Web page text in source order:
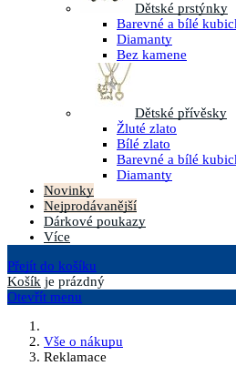
Dětské prstýnky
Barevné a bílé
Diamanty
Bez kamene
Dětské přívěsky
Žluté zlato
Bílé zlato
Barevné a bílé
Diamanty
Novinky
Nejprodávanější
Dárkové poukazy
Více
Přejít do košíku
Košík je prázdný
Otevřít menu
Vše o nákupu
Reklamace